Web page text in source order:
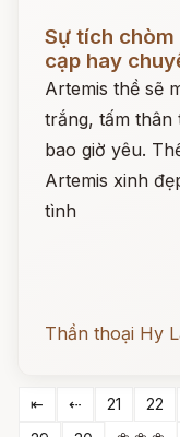
Sự tích chòm
cạp hay
Artemis thề sẽ
trắng, tấm thân
bao giờ yêu.
Artemis xinh
tình
Thần thoại Hy
⇤ ⇠ 21 22